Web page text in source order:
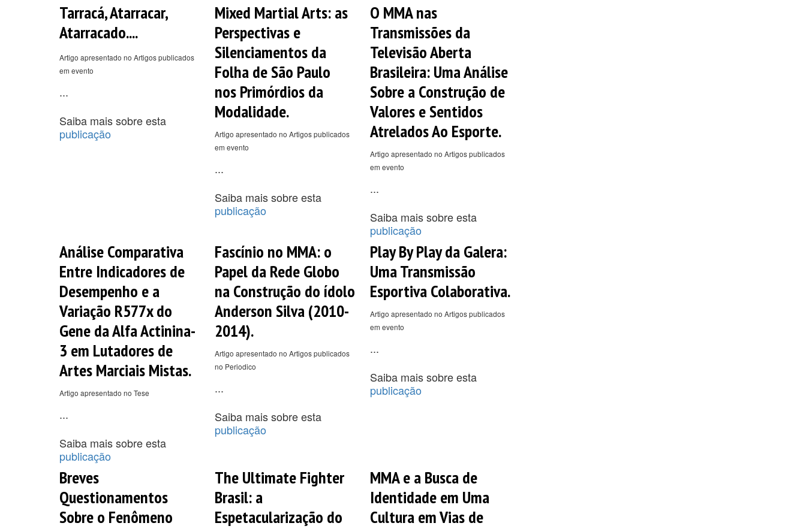
Tarracá, Atarracar,
Atarracado....
Artigo apresentado no Artigos publicados
em evento
...
Saiba mais sobre esta
publicação
Mixed Martial Arts: as
Perspectivas e
Silenciamentos da
Folha de São Paulo
nos Primórdios da
Modalidade.
Artigo apresentado no Artigos publicados
em evento
...
Saiba mais sobre esta
publicação
O MMA nas
Transmissões da
Televisão Aberta
Brasileira: Uma Análise
Sobre a Construção de
Valores e Sentidos
Atrelados Ao Esporte.
Artigo apresentado no Artigos publicados
em evento
...
Saiba mais sobre esta
publicação
Análise Comparativa
Entre Indicadores de
Desempenho e a
Variação R577x do
Gene da Alfa Actinina-
3 em Lutadores de
Artes Marciais Mistas.
Artigo apresentado no Tese
...
Saiba mais sobre esta
publicação
Fascínio no MMA: o
Papel da Rede Globo
na Construção do ídolo
Anderson Silva (2010-
2014).
Artigo apresentado no Artigos publicados
no Periodico
...
Saiba mais sobre esta
publicação
Play By Play da Galera:
Uma Transmissão
Esportiva Colaborativa.
Artigo apresentado no Artigos publicados
em evento
...
Saiba mais sobre esta
publicação
Breves
Questionamentos
Sobre o Fenômeno
The Ultimate Fighter
Brasil: a
Espetacularização do
MMA e a Busca de
Identidade em Uma
Cultura em Vias de